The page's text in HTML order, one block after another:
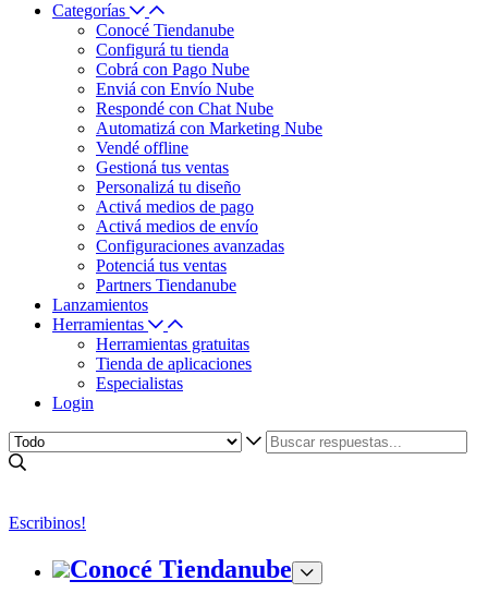
Categorías
Conocé Tiendanube
Configurá tu tienda
Cobrá con Pago Nube
Enviá con Envío Nube
Respondé con Chat Nube
Automatizá con Marketing Nube
Vendé offline
Gestioná tus ventas
Personalizá tu diseño
Activá medios de pago
Activá medios de envío
Configuraciones avanzadas
Potenciá tus ventas
Partners Tiendanube
Lanzamientos
Herramientas
Herramientas gratuitas
Tienda de aplicaciones
Especialistas
Login
Escribinos!
Conocé Tiendanube